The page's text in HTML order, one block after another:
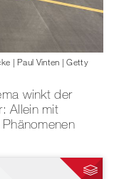
| Paul Vinten | Getty
winkt der
Allein mit